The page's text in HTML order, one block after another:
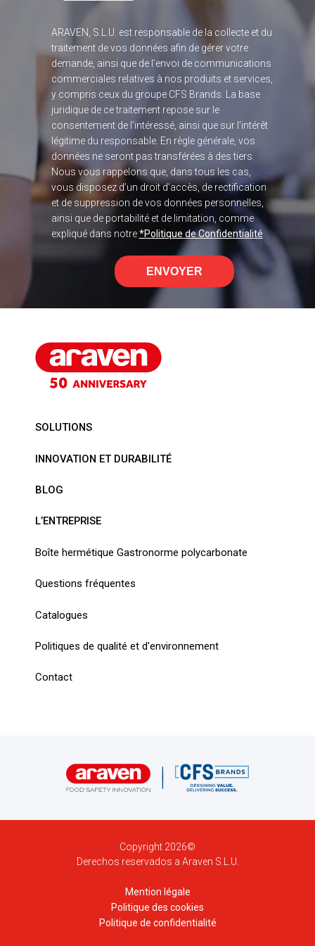
ARAVEN, S.L.U. est responsable de la collecte et du
traitement de vos données afin de gérer votre
demande, ainsi que de l’envoi de communications
commerciales relatives à nos produits et services,
y compris ceux du groupe CFS Brands. La base
juridique de ce traitement repose sur le
consentement de l’intéressé, ainsi que sur l’intérêt
légitime du responsable. En règle générale, vos
données ne seront pas transférées à des tiers.
Nous vous rappelons que, dans tous les cas,
vous disposez d’un droit d’accès, de rectification
et de suppression de vos données personnelles,
ainsi que de portabilité et de limitation, comme
expliqué dans notre*Politique de Confidentialité
ENVOYER
SOLUTIONS
INNOVATION ET DURABILITÉ
BLOG
L’ENTREPRISE
Boîte hermétique Gastronorme polycarbonate
Questions fréquentes
Catalogues
Politiques de qualité et d'environnement
Contact
Copyright 2026©
Derechos reservados a Araven S.L.U.
Mention légale
Politique des cookies
Politique de confidentialité